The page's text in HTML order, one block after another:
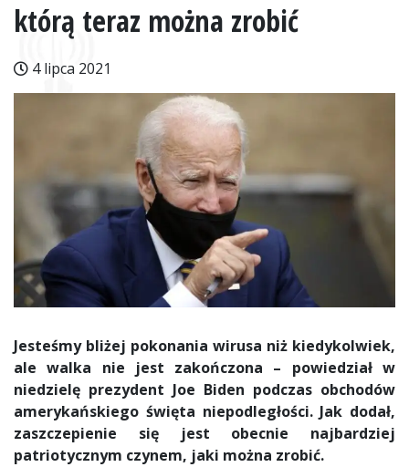
którą teraz można zrobić
4 lipca 2021
Jesteśmy bliżej pokonania wirusa niż kiedykolwiek,
ale walka nie jest zakończona – powiedział w
niedzielę prezydent Joe Biden podczas obchodów
amerykańskiego święta niepodległości. Jak dodał,
zaszczepienie się jest obecnie najbardziej
patriotycznym czynem, jaki można zrobić.